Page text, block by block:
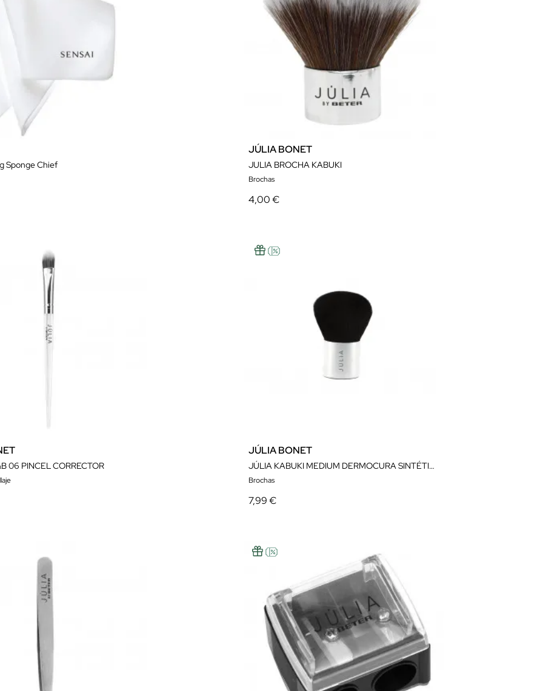
Sponge Chief
JÚLIA BONET
JULIA BROCHA KABUKI
Brochas
4,00 €
06 PINCEL CORRECTOR
JÚLIA BONET
JÚLIA KABUKI MEDIUM DERMOCURA SINTÉTICA
Brochas
7,99 €